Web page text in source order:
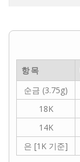
항목
순금 (3.75g)
18K
14K
은 [1K 기준]